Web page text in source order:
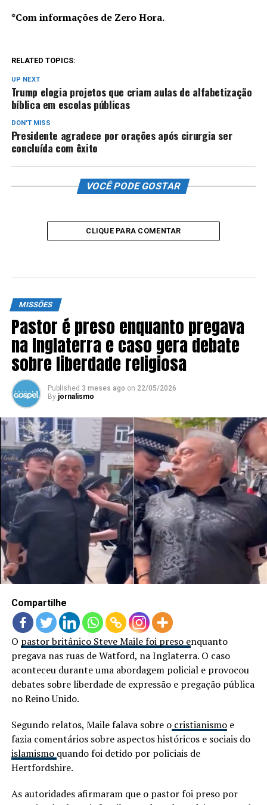
*Com informações de Zero Hora.
RELATED TOPICS:
UP NEXT
Trump elogia projetos que criam aulas de alfabetização
bíblica em escolas públicas
DON'T MISS
Presidente agradece por orações após cirurgia ser
concluída com êxito
VOCÊ PODE GOSTAR
CLIQUE PARA COMENTAR
MISSÕES
Pastor é preso enquanto pregava
na Inglaterra e caso gera debate
sobre liberdade religiosa
Published 3 meses ago on 22/05/2026
By jornalismo
Compartilhe
O pastor britânico Steve Maile foi preso enquanto
pregava nas ruas de Watford, na Inglaterra. O caso
aconteceu durante uma abordagem policial e provocou
debates sobre liberdade de expressão e pregação pública
no Reino Unido.
Segundo relatos, Maile falava sobre ocristianismoe
fazia comentários sobre aspectos históricos e sociais do
islamismo quando foi detido por policiais de
Hertfordshire.
As autoridades afirmaram que o pastor foi preso por